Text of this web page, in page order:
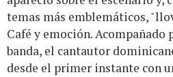
temas más emblemáticos,
Café y emoción. Acompañado
banda, el cantautor
desde el primer instante con